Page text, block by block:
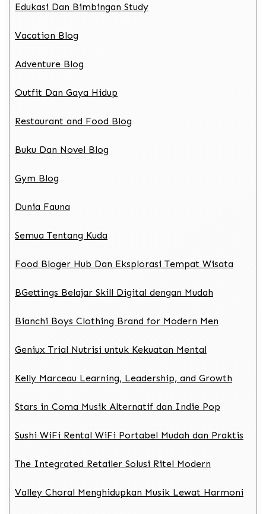
Edukasi Dan Bimbingan Study
Vacation Blog
Adventure Blog
Outfit Dan Gaya Hidup
Restaurant and Food Blog
Buku Dan Novel Blog
Gym Blog
Dunia Fauna
Semua Tentang Kuda
Food Bloger Hub Dan Eksplorasi Tempat Wisata
BGettings Belajar Skill Digital dengan Mudah
Bianchi Boys Clothing Brand for Modern Men
Geniux Trial Nutrisi untuk Kekuatan Mental
Kelly Marceau Learning, Leadership, and Growth
Stars in Coma Musik Alternatif dan Indie Pop
Sushi WiFi Rental WiFi Portabel Mudah dan Praktis
The Integrated Retailer Solusi Ritel Modern
Valley Choral Menghidupkan Musik Lewat Harmoni